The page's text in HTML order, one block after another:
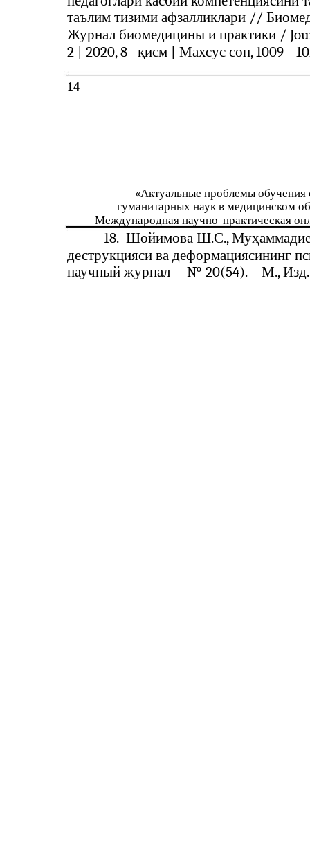
14
таълим тизими афзалликлари //
Журнал биомедицины и практики /
2 | 2020, 8- қисм | Махсус сон, 1009 -
«Актуальные проблемы обучения
гуманитарных наук в медицинском
Международная научно-практическая
18. Шойимова Ш.С.,
деструкцияси ва деформациясининг
научный журнал – № 20(54). – М., Изд.